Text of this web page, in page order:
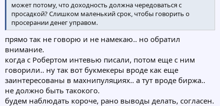
может потому, что доходность должна чередоваться с
просадкой? Слишком маленький срок, чтобы говорить о
просерании денег управом.
прямо так не говорю и не намекаю.. но обратил
внимание.
когда с Робертом интевью писали, потом еще с ним
говорили.. ну так вот букмекеры вроде как еще
заинтересованы в махнипуляциях.. а тут вроде биржа..
не должно быть такокого.
будем наблюдать короче, рано выводы делать, согласен.